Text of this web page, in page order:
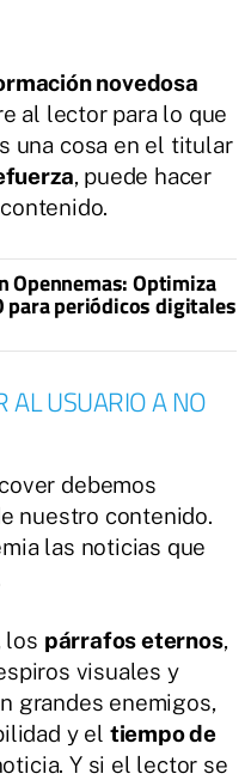
novedosa
al lector para lo que
una cosa en el titular
, puede hacer
Opennemas: Optimiza
para periódicos digitales
AL USUARIO A NO
debemos
nuestro contenido.
las noticias que
los párrafos eternos,
visuales y
grandes enemigos,
y el tiempo de
Y si el lector se